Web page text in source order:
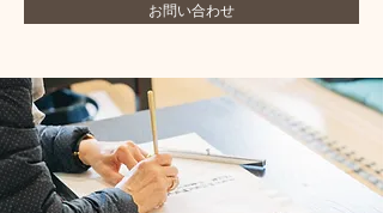
お問い合わせ